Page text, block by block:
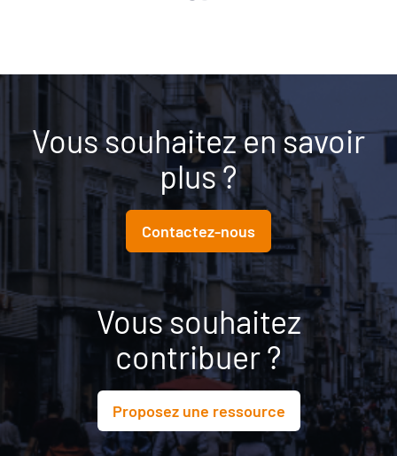
Vous souhaitez en savoir
plus ?
Contactez-nous
Vous souhaitez
contribuer ?
Proposez une ressource